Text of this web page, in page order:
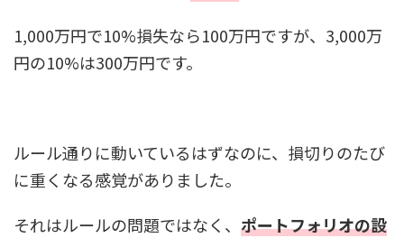
1,000万円で10%損失なら100万円ですが、3,000万
円の10%は300万円です。
ルール通りに動いているはずなのに、損切りのたび
に重くなる感覚がありました。
それはルールの問題ではなく、 ポートフォリオの設